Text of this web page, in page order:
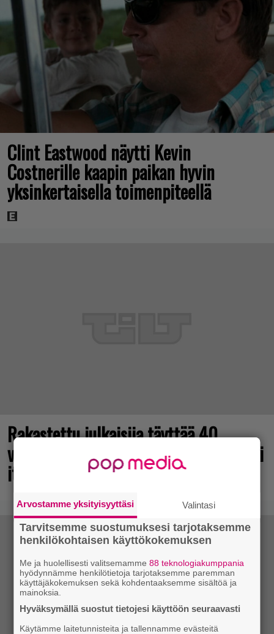
Clint Eastwood näytti Kevin
Costnerille kaapin paikan hyvin
yksinkertaisella toimenpiteellä
Rakastettu julkaisija täyttää 40
vuotta, valtavat alet käynnissä – hanki
itsellesi klassikoita pikkurahalla
Arvostamme yksityisyyttäsi Valintasi
Tarvitsemme suostumuksesi tarjotaksemme
henkilökohtaisen käyttökokemuksen
Me ja huolellisesti valitsemamme88 teknologiakumppania
hyödynnämme henkilötietoja tarjotaksemme paremman
käyttäjäkokemuksen sekä kohdentaaksemme sisältöä ja
mainoksia.
Hyväksymällä suostut tietojesi käyttöön seuraavasti
Käytämme laitetunnisteita ja tallennamme evästeitä